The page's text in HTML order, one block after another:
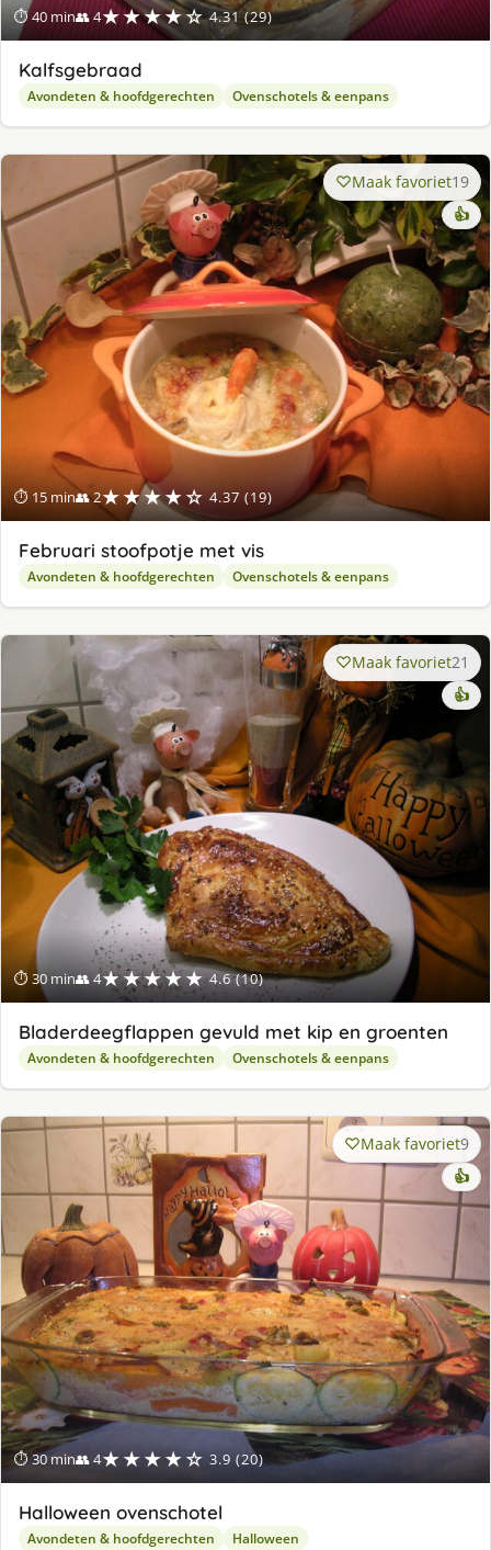
⏱ 40 min👥 4★★★★☆ 4.31 (29)
Kalfsgebraad
Avondeten & hoofdgerechten Ovenschotels & eenpans
⏱ 15 min👥 2★★★★☆ 4.37 (19)
Maak favoriet19
👍
Februari stoofpotje met vis
Avondeten & hoofdgerechten Ovenschotels & eenpans
⏱ 30 min👥 4★★★★★ 4.6 (10)
Maak favoriet21
👍
Bladerdeegflappen gevuld met kip en groenten
Avondeten & hoofdgerechten Ovenschotels & eenpans
⏱ 30 min👥 4★★★★☆ 3.9 (20)
Maak favoriet9
👍
Halloween ovenschotel
Avondeten & hoofdgerechten Halloween